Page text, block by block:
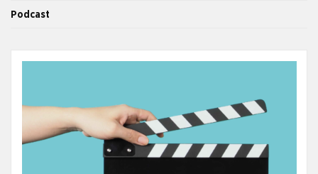
Podcast